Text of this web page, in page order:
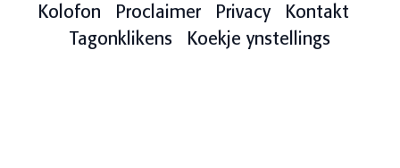
Kolofon Proclaimer Privacy
Kontakt
Tagonklikens
Koekje ynstellings